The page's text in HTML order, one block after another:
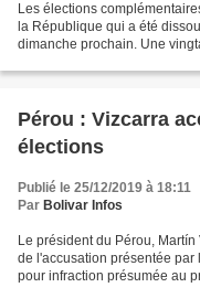
Les élections
la République qui a été
dimanche prochain. Une
Pérou : Vizcarra
élections
Publié le 25/12/2019 à 18:11
Par Bolivar Infos
Le président du Pérou,
de l'accusation présentée par
pour infraction présumée au